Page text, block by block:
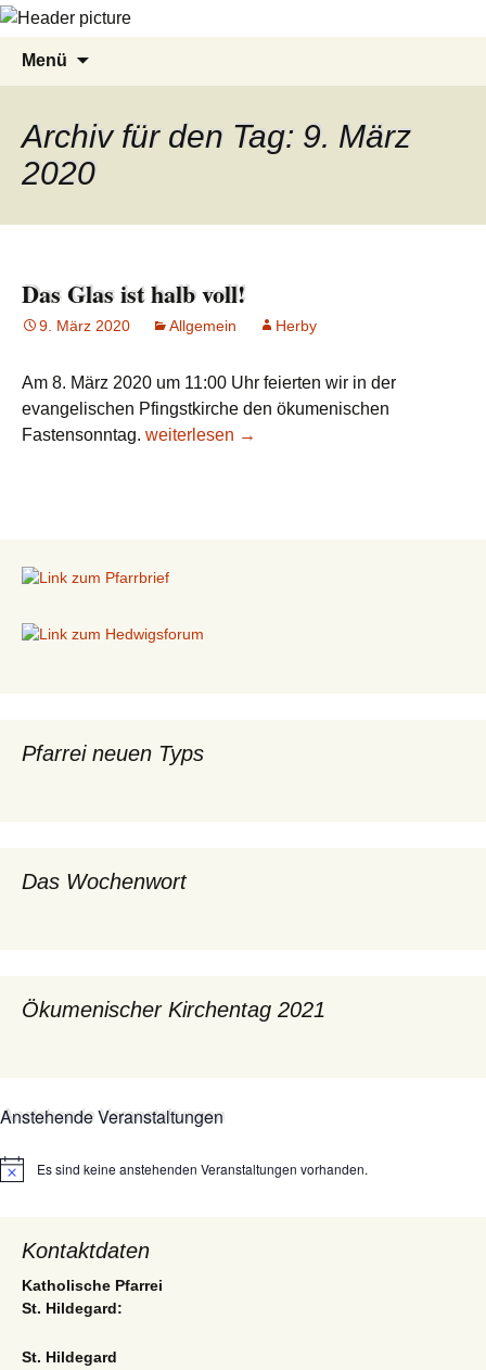
Menü
Archiv für den Tag: 9. März
2020
Das Glas ist halb voll!
9. März 2020 Allgemein Herby
Am 8. März 2020 um 11:00 Uhr feierten wir in der
evangelischen Pfingstkirche den ökumenischen
Fastensonntag. Das Glas ist halb voll!
weiterlesen →
Pfarrei neuen Typs
Das Wochenwort
Ökumenischer Kirchentag 2021
Anstehende Veranstaltungen
HinweisEs sind keine anstehenden Veranstaltungen vorhanden.
Kontaktdaten
Katholische Pfarrei
St. Hildegard:
St. Hildegard